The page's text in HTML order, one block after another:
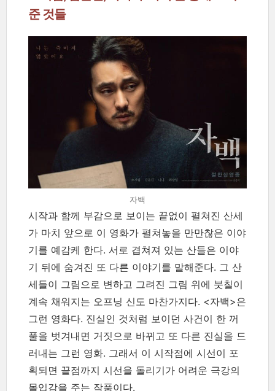
준 것들
자백
시작과 함께 부감으로 보이는 끝없이 펼쳐진 산세
가 마치 앞으로 이 영화가 펼쳐놓을 만만찮은 이야
기를 예감케 한다. 서로 겹쳐져 있는 산들은 이야
기 뒤에 숨겨진 또 다른 이야기를 말해준다. 그 산
세들이 그림으로 변하고 그려진 그림 위에 붓칠이
계속 채워지는 오프닝 신도 마찬가지다. <자백>은
그런 영화다. 진실인 것처럼 보이던 사건이 한 꺼
풀을 벗겨내면 거짓으로 바뀌고 또 다른 진실을 드
러내는 그런 영화. 그래서 이 시작점에 시선이 포
획되면 끝점까지 시선을 돌리기가 어려운 극강의
몰입감을 주는 작품이다.